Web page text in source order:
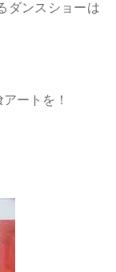
ダンスショーは
ートを！